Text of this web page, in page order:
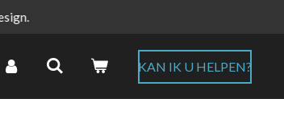
KAN IK U HELPEN?